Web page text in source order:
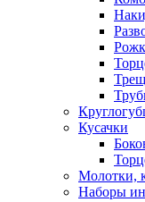
Кусачки
Молотки,
Наборы